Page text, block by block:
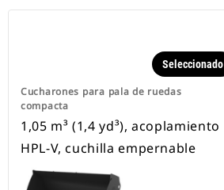
Cucharones para pala de ruedas
compacta
Seleccionado
1,05 m³ (1,4 yd³), acoplamiento
HPL-V, cuchilla empernable